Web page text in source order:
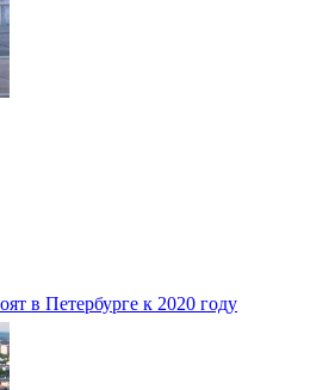
в Петербурге к 2020 году